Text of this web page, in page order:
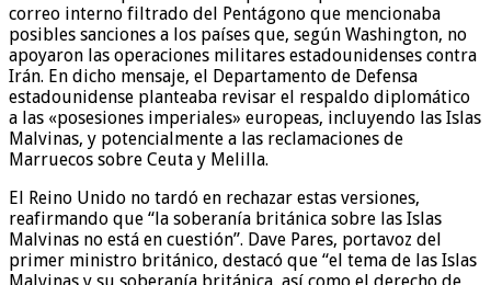
correo interno filtrado del Pentágono que mencionaba
posibles sanciones a los países que, según Washington, no
apoyaron las operaciones militares estadounidenses contra
Irán. En dicho mensaje, el Departamento de Defensa
estadounidense planteaba revisar el respaldo diplomático
a las «posesiones imperiales» europeas, incluyendo las Islas
Malvinas, y potencialmente a las reclamaciones de
Marruecos sobre Ceuta y Melilla.
El Reino Unido no tardó en rechazar estas versiones,
reafirmando que “la soberanía británica sobre las Islas
Malvinas no está en cuestión”. Dave Pares, portavoz del
primer ministro británico, destacó que “el tema de las Islas
Malvinas y su soberanía británica, así como el derecho de